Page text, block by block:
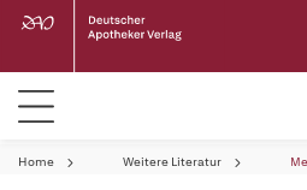
Home Weitere Literatur